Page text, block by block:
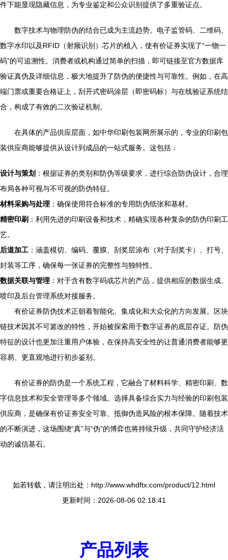
件下能显现隐藏信息，为专业鉴定和公众识别提供了多重验证点。
数字技术与物理防伪的结合已成为主流趋势。电子监管码、二维码、
数字水印以及RFID（射频识别）芯片的植入，使有价证券实现了“一物一
码”的可追溯性。消费者或机构通过简单的扫描，即可链接至官方数据库
验证真伪及详细信息，极大地提升了防伪的便捷性与可靠性。例如，在高
端门票或重要合格证上，刮开式密码涂层（即密码标）与在线验证系统结
合，构成了有效的二次验证机制。
在具体的产品供应层面，如中华印刷包装网所展示的，专业的印刷包
装供应商能够提供从设计到成品的一站式服务。这包括：
设计与策划 ：根据证券的类别和防伪等级要求，进行综合防伪设计，合理
布局各种可视与不可视的防伪特征。
材料采购与处理 ：确保使用符合标准的专用防伪纸张和基材。
精密印刷 ：利用先进的印刷设备和技术，精确实现各种复杂的防伪印刷工
艺。
后道加工 ：涵盖模切、编码、覆膜、刮奖层涂布（对于刮奖卡）、打号、
封装等工序，确保每一张证券的完整性与独特性。
数据关联与管理 ：对于含有数字码或芯片的产品，提供相应的数据生成、
喷印及后台管理系统对接服务。
有价证券防伪技术正朝着智能化、集成化和大众化的方向发展。区块
链技术因其不可篡改的特性，开始被探索用于数字证券的底层存证。防伪
特征的设计也更加注重用户体验，在保持高安全性的让普通消费者能够更
容易、更直观地进行初步鉴别。
有价证券的防伪是一个系统工程，它融合了材料科学、精密印刷、数
字信息技术和安全管理等多个领域。选择具备综合实力与经验的印刷包装
供应商，是确保有价证券安全可靠、抵御伪造风险的根本保障。随着技术
的不断演进，这场围绕“真”与“伪”的博弈也将持续升级，共同守护经济活
动的诚信基石。
如若转载，请注明出处：http://www.whdftx.com/product/12.html
更新时间：2026-08-06 02:18:41
产品列表